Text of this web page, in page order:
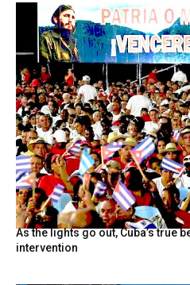
As the lights go out, Cuba’s true
intervention